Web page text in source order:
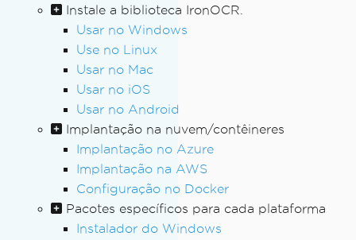
Instale a biblioteca IronOCR.
Usar no Windows
Use no Linux
Usar no Mac
Usar no iOS
Usar no Android
Implantação na nuvem/contêineres
Implantação no Azure
Implantação na AWS
Configuração no Docker
Pacotes específicos para cada plataforma
Instalador do Windows